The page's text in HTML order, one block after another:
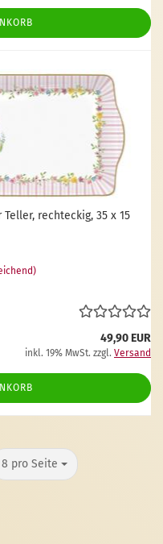
Teller, rechteckig, 35 x 15
49,90 EUR
inkl. 19% MwSt. zzgl. Versand
8 pro Seite
pro Seite